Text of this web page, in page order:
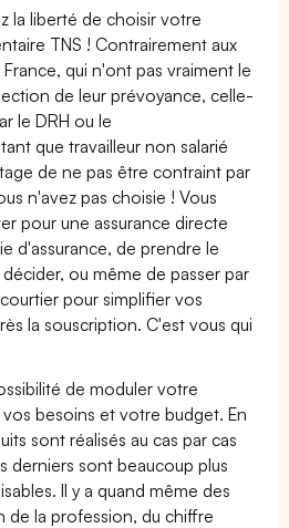
la liberté de choisir votre
TNS ! Contrairement aux
qui n'ont pas vraiment le
de leur prévoyance, celle-
le DRH ou le
que travailleur non salarié
de ne pas être contraint par
n'avez pas choisie ! Vous
pour une assurance directe
d'assurance, de prendre le
ou même de passer par
pour simplifier vos
la souscription. C'est vous qui
de moduler votre
besoins et votre budget. En
sont réalisés au cas par cas
derniers sont beaucoup plus
Il y a quand même des
la profession, du chiffre